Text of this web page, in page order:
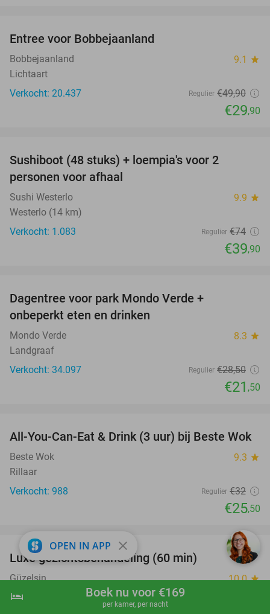
shopping_cart Boek nu
hotel Boek nu voor €169
per kamer, per nacht
Entree voor Bobbejaanland
Bobbejaanland 9.1 star
Lichtaart
Verkocht: 20.437
Regulier €49,90
€29,90
Sushiboot (48 stuks) + loempia's voor 2
personen voor afhaal
Sushi Westerlo 9.9 star
Westerlo (14 km)
Verkocht: 1.083
Regulier €74
€39,90
Dagentree voor park Mondo Verde +
onbeperkt eten en drinken
Mondo Verde 8.3 star
Landgraaf
Verkocht: 34.097
Regulier €28,50
€21 ,50
20%
All-You-Can-Eat & Drink (3 uur) bij Beste Wok
Beste Wok 9.3 star
Rillaar
Verkocht: 988
Regulier €32
€25,50
67%
Luxe gezichtsbehandeling (60 min)
Güzelsin 10.0star
Aarschot (9 km)
OPEN IN APP close